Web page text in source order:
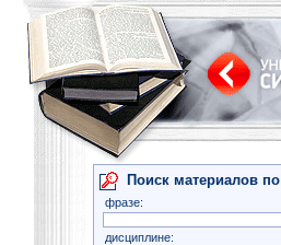
Поиск материалов по
фразе:
дисциплине: